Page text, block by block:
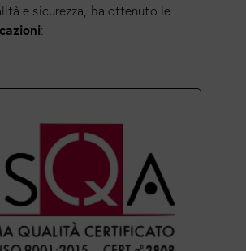
e sicurezza, ha ottenuto le
: